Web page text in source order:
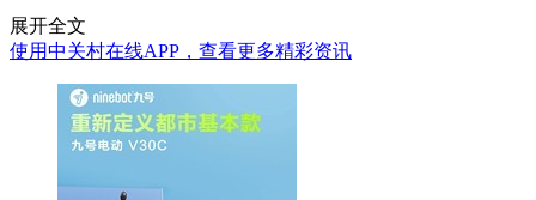
展开全文
使用中关村在线APP，查看更多精彩资讯